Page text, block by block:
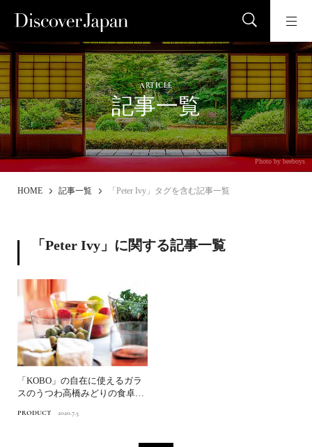
ARTICLE
記事一覧
Photo by beeboys
HOME 記事一覧 「Peter Ivy」タグを含む記事一覧
「Peter Ivy」に関する記事一覧
「KOBO」の自在に使えるガラ
スのうつわ高橋みどりの食卓の
PRODUCT 2020.7.5